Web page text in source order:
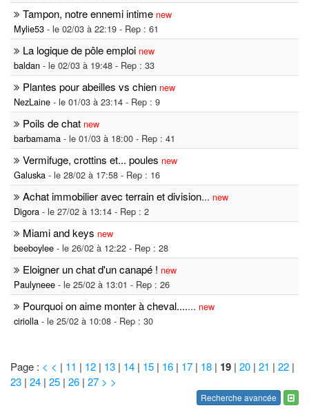
Tampon, notre ennemi intime new
Mylie53 - le 02/03 à 22:19 - Rep : 61
La logique de pôle emploi new
baldan - le 02/03 à 19:48 - Rep : 33
Plantes pour abeilles vs chien new
NezLaine - le 01/03 à 23:14 - Rep : 9
Poils de chat new
barbamama - le 01/03 à 18:00 - Rep : 41
Vermifuge, crottins et... poules new
Galuska - le 28/02 à 17:58 - Rep : 16
Achat immobilier avec terrain et division... new
Digora - le 27/02 à 13:14 - Rep : 2
Miami and keys new
beeboylee - le 26/02 à 12:22 - Rep : 28
Eloigner un chat d'un canapé ! new
Paulyneee - le 25/02 à 13:01 - Rep : 26
Pourquoi on aime monter à cheval....... new
ciriolla - le 25/02 à 10:08 - Rep : 30
Page : < < | 11 | 12 | 13 | 14 | 15 | 16 | 17 | 18 | 19 | 20 | 21 | 22 |
23 | 24 | 25 | 26 | 27 > >
Recherche avancée